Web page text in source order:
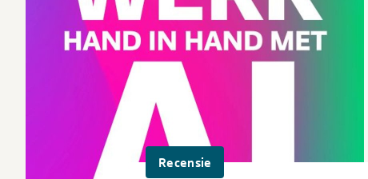
Recensie